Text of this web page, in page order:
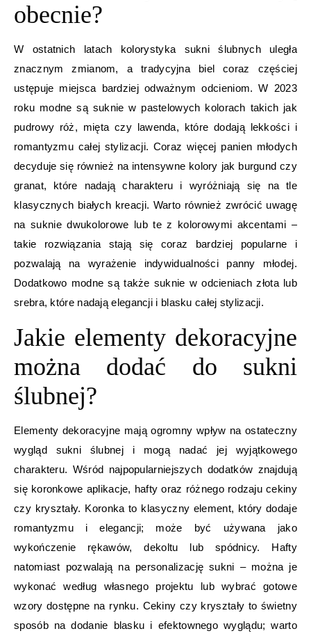
obecnie?
W ostatnich latach kolorystyka sukni ślubnych uległa
znacznym zmianom, a tradycyjna biel coraz częściej
ustępuje miejsca bardziej odważnym odcieniom. W 2023
roku modne są suknie w pastelowych kolorach takich jak
pudrowy róż, mięta czy lawenda, które dodają lekkości i
romantyzmu całej stylizacji. Coraz więcej panien młodych
decyduje się również na intensywne kolory jak burgund czy
granat, które nadają charakteru i wyróżniają się na tle
klasycznych białych kreacji. Warto również zwrócić uwagę
na suknie dwukolorowe lub te z kolorowymi akcentami –
takie rozwiązania stają się coraz bardziej popularne i
pozwalają na wyrażenie indywidualności panny młodej.
Dodatkowo modne są także suknie w odcieniach złota lub
srebra, które nadają elegancji i blasku całej stylizacji.
Jakie elementy dekoracyjne
można dodać do sukni
ślubnej?
Elementy dekoracyjne mają ogromny wpływ na ostateczny
wygląd sukni ślubnej i mogą nadać jej wyjątkowego
charakteru. Wśród najpopularniejszych dodatków znajdują
się koronkowe aplikacje, hafty oraz różnego rodzaju cekiny
czy kryształy. Koronka to klasyczny element, który dodaje
romantyzmu i elegancji; może być używana jako
wykończenie rękawów, dekoltu lub spódnicy. Hafty
natomiast pozwalają na personalizację sukni – można je
wykonać według własnego projektu lub wybrać gotowe
wzory dostępne na rynku. Cekiny czy kryształy to świetny
sposób na dodanie blasku i efektownego wyglądu; warto